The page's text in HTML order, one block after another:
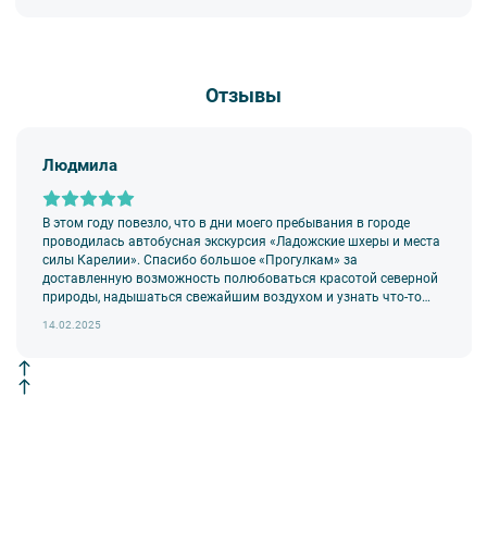
Отзывы
Людмила
В этом году повезло, что в дни моего пребывания в городе
проводилась автобусная экскурсия «Ладожские шхеры и места
силы Карелии». Спасибо большое «Прогулкам» за
доставленную возможность полюбоваться красотой северной
природы, надышаться свежайшим воздухом и узнать что-то
14.02.2025